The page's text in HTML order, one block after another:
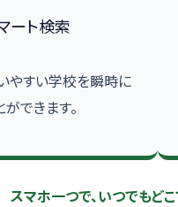
ート検索
やすい学校を瞬時に
できます。
スマホ一つで、いつでもど